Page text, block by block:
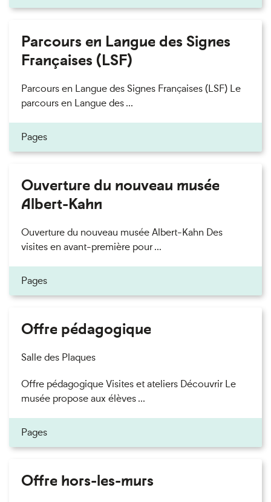
Parcours en Langue des Signes
Françaises (LSF)
Parcours en Langue des Signes Françaises (LSF) Le
parcours en Langue des ...
Pages
Ouverture du nouveau musée
Albert-Kahn
Ouverture du nouveau musée Albert-Kahn Des
visites en avant-première pour ...
Pages
Offre pédagogique
Salle des Plaques
Offre pédagogique Visites et ateliers Découvrir Le
musée propose aux élèves ...
Pages
Offre hors-les-murs